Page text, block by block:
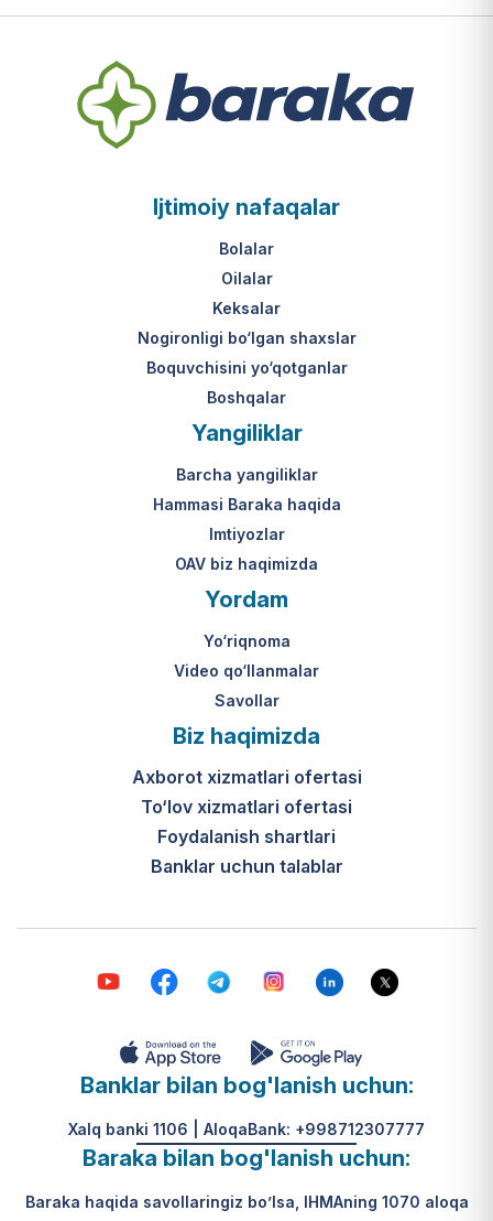
Ijtimoiy nafaqalar
Bolalar
Oilalar
Keksalar
Nogironligi bo‘lgan shaxslar
Boquvchisini yo‘qotganlar
Boshqalar
Yangiliklar
Barcha yangiliklar
Hammasi Baraka haqida
Imtiyozlar
OAV biz haqimizda
Yordam
Yo‘riqnoma
Video qo‘llanmalar
Savollar
Biz haqimizda
Axborot xizmatlari ofertasi
To‘lov xizmatlari ofertasi
Foydalanish shartlari
Banklar uchun talablar
Banklar bilan bog'lanish uchun:
Xalq banki 1106 | AloqaBank: +998712307777
Baraka bilan bog'lanish uchun:
Baraka haqida savollaringiz bo’lsa, IHMAning 1070 aloqa